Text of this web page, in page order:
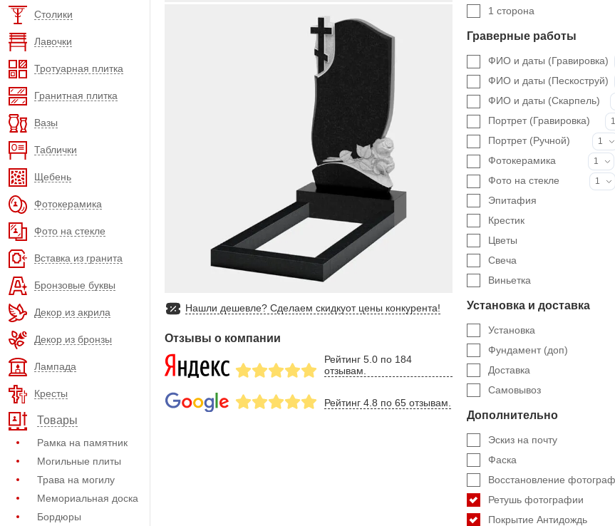
Столики
Лавочки
Тротуарная плитка
Гранитная плитка
Вазы
Таблички
Щебень
Фотокерамика
Фото на стекле
Вставка из гранита
Бронзовые буквы
Декор из акрила
Декор из бронзы
Лампада
Кресты
Товары
Рамка на памятник
Могильные плиты
Трава на могилу
Мемориальная доска
Бордюры
Нашли дешевле? Сделаем скидкуот цены конкурента!
Отзывы о компании
Рейтинг 5.0 по 184
отзывам.
Рейтинг 4.8 по 65 отзывам.
1 сторона
Граверные работы
ФИО и даты (Гравировка)
ФИО и даты (Пескоструй)
ФИО и даты (Скарпель)
Портрет (Гравировка)
1
Портрет (Ручной)
1
Фотокерамика
1
Фото на стекле
1
Эпитафия
Крестик
Цветы
Свеча
Виньетка
Установка и доставка
Установка
Фундамент (доп)
Доставка
Самовывоз
Дополнительно
Эскиз на почту
Фаска
Восстановление
Ретушь фотографии
Покрытие Антидождь